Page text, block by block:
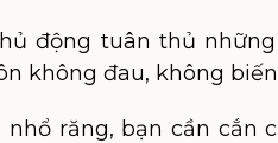
động tuân thủ
không đau, không
nhổ răng, bạn cần cắn